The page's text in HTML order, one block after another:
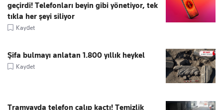
geçirdi! Telefonları beyin gibi yönetiyor, tek
tıkla her şeyi siliyor
Kaydet
Şifa bulmayı anlatan 1.800 yıllık heykel
Kaydet
Tramvayda telefon çalıp kaçtı! Temizlik